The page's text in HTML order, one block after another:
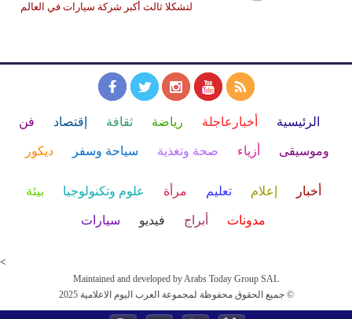
لتشكلا ثالث أكبر شركة سيارات في العالم
الرئيسية أخبارعاجلة رياضة ثقافة إقتصاد فن
وموسيقى أزياء صحة وتغذية سياحة وسفر ديكور
أخبار إعلام تعليم مرأة علوم وتكنولوجيا بيئة
مدونات أبراج فيديو سيارات
<
Maintained and developed by Arabs Today Group SAL
جميع الحقوق محفوظة لمجموعة العرب اليوم الاعلامية 2025 ©